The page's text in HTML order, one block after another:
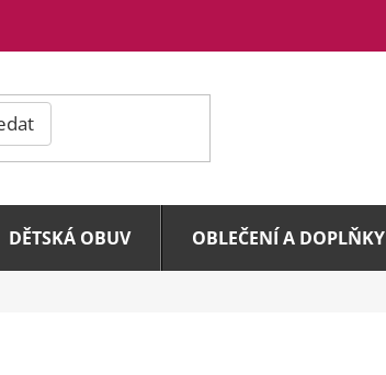
DĚTSKÁ OBUV OBLEČENÍ A DOPLŇKY